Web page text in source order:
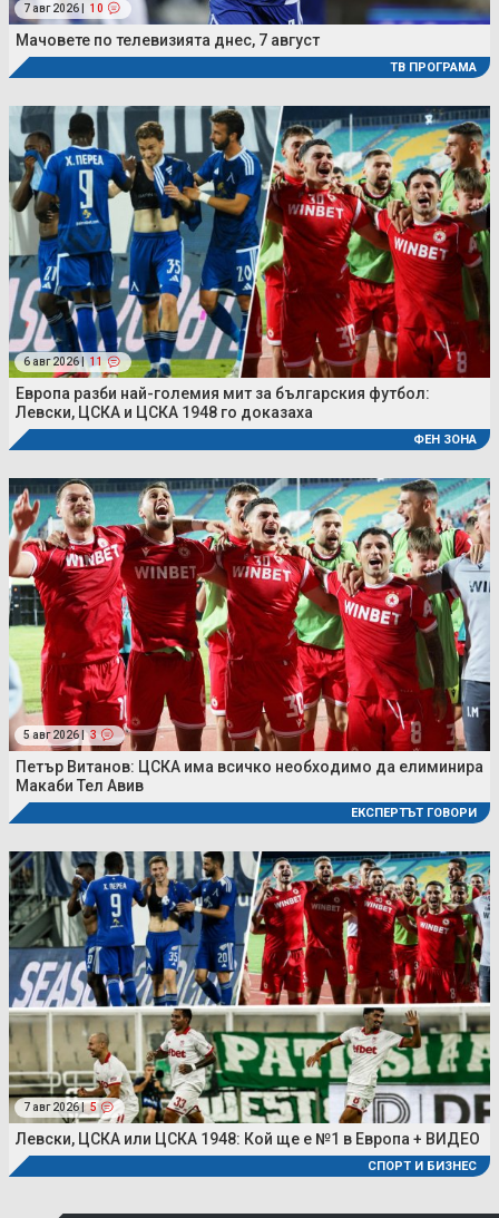
7 авг 2026 | 10
Мачовете по телевизията днес, 7 август
ТВ ПРОГРАМА
6 авг 2026 | 11
Европа разби най-големия мит за българския футбол:
Левски, ЦСКА и ЦСКА 1948 го доказаха
ФЕН ЗОНА
5 авг 2026 | 3
Петър Витанов: ЦСКА има всичко необходимо да елиминира
Макаби Тел Авив
ЕКСПЕРТЪТ ГОВОРИ
7 авг 2026 | 5
Левски, ЦСКА или ЦСКА 1948: Кой ще е №1 в Европа + ВИДЕО
СПОРТ И БИЗНЕС